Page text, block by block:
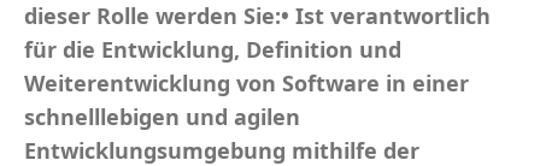
dieser Rolle werden Sie:• Ist verantwortlich
für die Entwicklung, Definition und
Weiterentwicklung von Software in einer
schnelllebigen und agilen
Entwicklungsumgebung mithilfe der